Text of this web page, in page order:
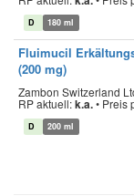
D 180 ml
Fluimucil
(200 mg)
Zambon Switzerland
RP aktuell:k.a.• Preis
D 200 ml